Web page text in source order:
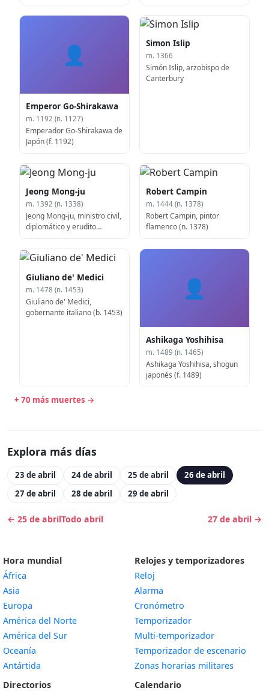
👤
Emperor Go-Shirakawa
m. 1192 (n. 1127)
Emperador Go-Shirakawa de
Japón (f. 1192)
Simon Islip
m. 1366
Simón Islip, arzobispo de
Canterbury
Jeong Mong-ju
m. 1392 (n. 1338)
Jeong Mong-ju, ministro civil,
diplomático y erudito
Robert Campin
m. 1444 (n. 1378)
Robert Campin, pintor
flamenco (n. 1378)
Giuliano de' Medici
m. 1478 (n. 1453)
Giuliano de' Medici,
gobernante italiano (b. 1453)
👤
Ashikaga Yoshihisa
m. 1489 (n. 1465)
Ashikaga Yoshihisa, shogun
japonés (f. 1489)
+ 70 más muertes →
Explora más días
23 de abril 24 de abril 25 de abril
26 de abril
27 de abril
28 de abril 29 de abril
← 25 de abrilTodo abril 27 de abril →
Hora mundial
África
Asia
Europa
América del Norte
América del Sur
Oceanía
Antártida
Directorios
Relojes y temporizadores
Reloj
Alarma
Cronómetro
Temporizador
Multi-temporizador
Temporizador de escenario
Zonas horarias militares
Calendario